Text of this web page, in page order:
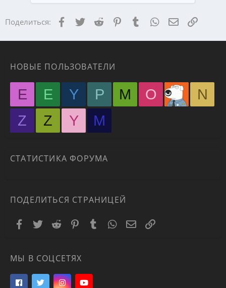
Поделиться: Facebook
TwitterReddit PinterestTumblr WhatsApp Ссылка
НОВЫЕ ПОЛЬЗОВАТЕЛИ
E E Y P M O
N
Z
Z Y М
СТАТИСТИКА ФОРУМА
ПОДЕЛИТЬСЯ СТРАНИЦЕЙ
Facebook
TwitterReddit PinterestTumblrWhatsAppЭлектронная почта
Ссылка
МЫ В СОЦСЕТЯХ